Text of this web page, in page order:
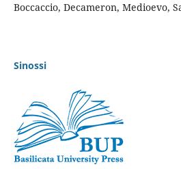
Boccaccio, Decameron, Medioevo,
Sinossi